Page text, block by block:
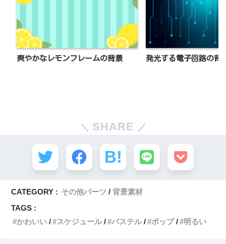
爽やかなレモンフレームの背景 発光する電子回路の背
SHARE
CATEGORY : その他パーツ
背景素材
TAGS :
かわいい
スケジュール パステル ポップ 明るい